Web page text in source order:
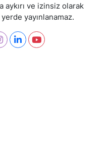
aykırı ve izinsiz olarak
yayınlanamaz.